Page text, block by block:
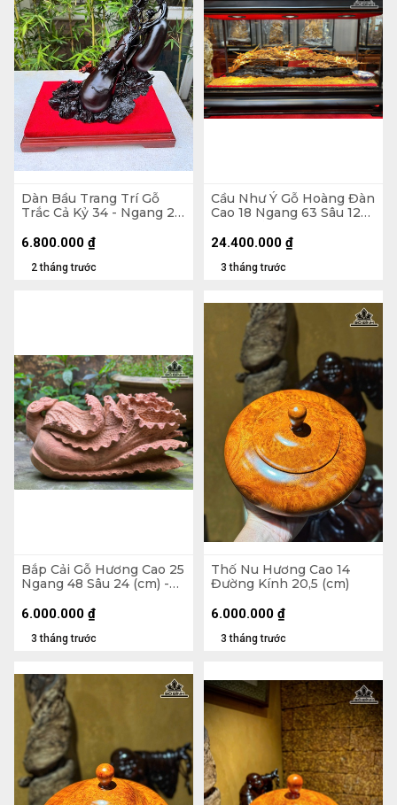
Dàn Bầu Trang Trí Gỗ
Trắc Cả Kỷ 34 - Ngang 23
2 tháng trước
6.800.000 ₫
Cầu Như Ý Gỗ Hoàng Đàn
Cao 18 Ngang 63 Sâu 12
Sâu 26 (cm)
3 tháng trước
24.400.000 ₫
Bắp Cải Gỗ Hương Cao 25
Ngang 48 Sâu 24 (cm) -
3 tháng trước
6.000.000 ₫
Thố Nu Hương Cao 14
Đường Kính 20,5 (cm)
3 tháng trước
6.000.000 ₫